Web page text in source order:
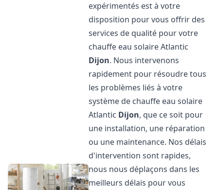
expérimentés est à votre
disposition pour vous offrir des
services de qualité pour votre
chauffe eau solaire Atlantic
Dijon. Nous intervenons
rapidement pour résoudre tous
les problèmes liés à votre
système de chauffe eau solaire
Atlantic Dijon, que ce soit pour
une installation, une réparation
ou une maintenance. Nos délais
d'intervention sont rapides,
nous nous déplaçons dans les
meilleurs délais pour vous